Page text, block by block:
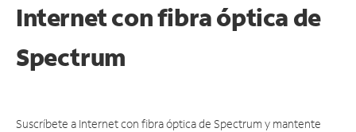
Internet con fibra óptica de
Spectrum
Suscríbete a Internet con fibra óptica de Spectrum y mantente